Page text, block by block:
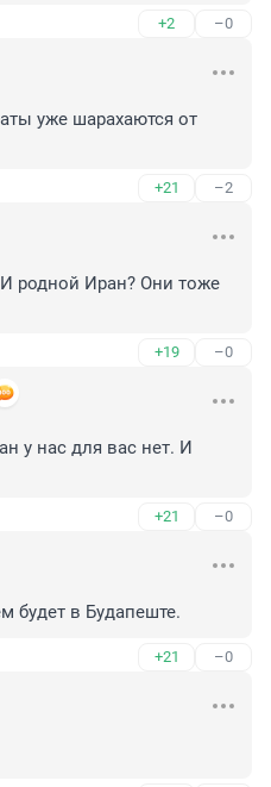
+2 –0
уже шарахаются от
+21 –2
И родной Иран? Они тоже
+19 –0
у нас для вас нет. И
+21 –0
будет в Будапеште.
+21 –0